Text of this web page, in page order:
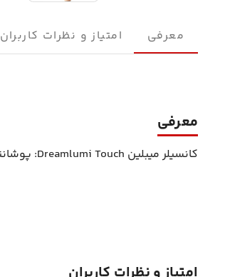
معرفی امتیاز و نظرات کاربران
معرفی
کانسیلر میبلین Dreamlumi Touch: پوشانندگی عالی، درخشندگی طبیعی. مناسب برای رفع تیرگی و نواقص پوستی. ایده‌آل برای آرایش روزانه.